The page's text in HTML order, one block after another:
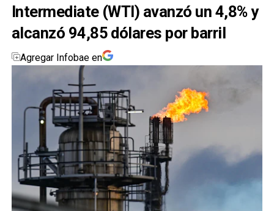
Intermediate (WTI) avanzó un 4,8% y
alcanzó 94,85 dólares por barril
Agregar Infobae en